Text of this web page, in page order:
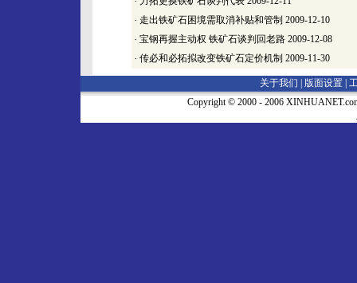
· 走出铁矿石困境需取消补贴和管制 2009-12-10
· 宝钢再握主动权 铁矿石谈判回老路 2009-12-08
· 传必和必拓拟改变铁矿石定价机制 2009-11-30
关于我们 | 版面设置
Copyright © 2000 - 2006